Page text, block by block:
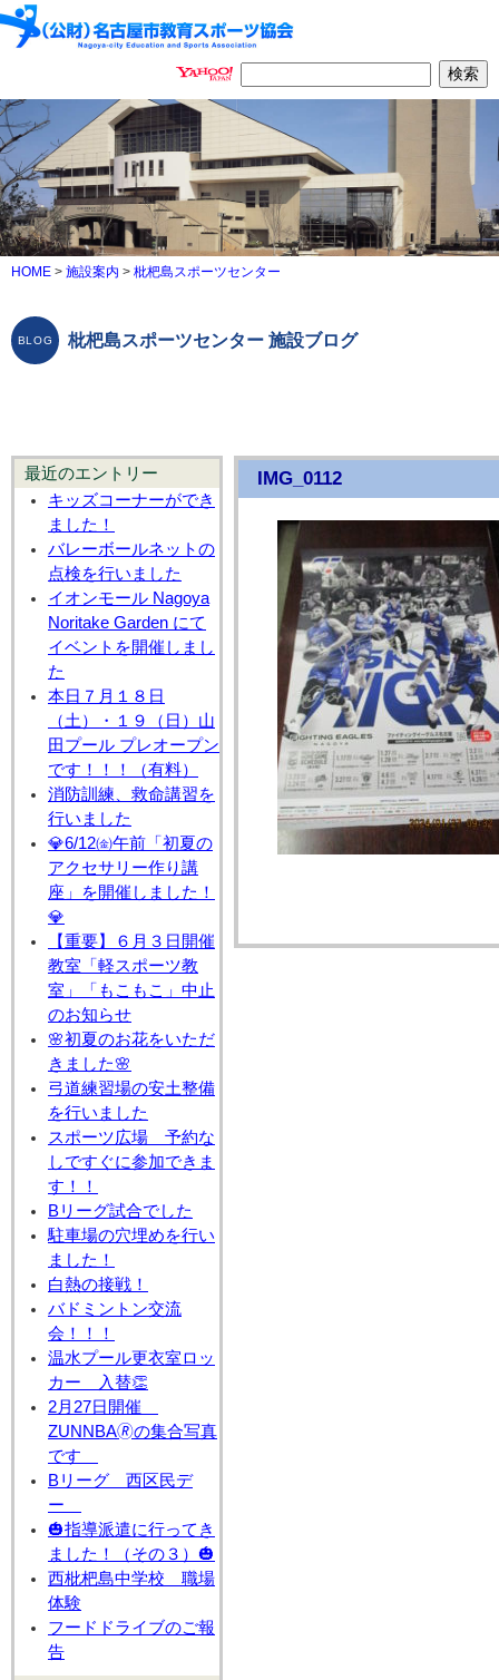
HOME > 施設案内 > 枇杷島スポーツセンター
枇杷島スポーツセンター 施設ブログ
最近のエントリー
キッズコーナーができ
ました！
バレーボールネットの
点検を行いました
イオンモール Nagoya
Noritake Garden にて
イベントを開催しまし
た
本日７月１８日
（土）・１９（日）山
田プール プレオープン
です！！！（有料）
消防訓練、救命講習を
行いました
💎6/12㈮午前「初夏の
アクセサリー作り講
座」を開催しました！
💎
【重要】６月３日開催
教室「軽スポーツ教
室」「もこもこ」中止
のお知らせ
🌸初夏のお花をいただ
きました🌸
弓道練習場の安土整備
を行いました
スポーツ広場 予約な
しですぐに参加できま
す！！
Bリーグ試合でした
駐車場の穴埋めを行い
ました！
白熱の接戦！
バドミントン交流
会！！！
温水プール更衣室ロッ
カー 入替👏
2月27日開催
ZUNNBA🄬の集合写真
です
Bリーグ 西区民デ
ー
🎃指導派遣に行ってき
ました！（その３）🎃
西枇杷島中学校 職場
体験
フードドライブのご報
告
IMG_0112